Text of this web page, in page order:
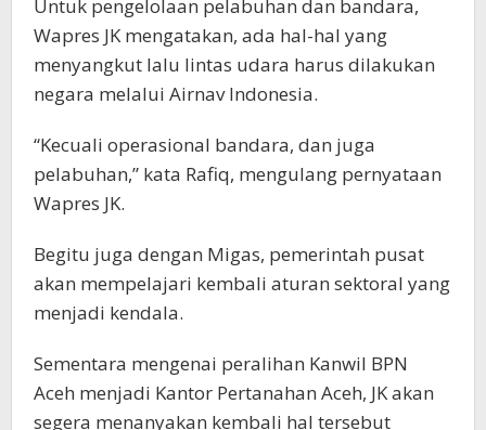
Untuk pengelolaan pelabuhan dan bandara,
Wapres JK mengatakan, ada hal-hal yang
menyangkut lalu lintas udara harus dilakukan
negara melalui Airnav Indonesia.
“Kecuali operasional bandara, dan juga
pelabuhan,” kata Rafiq, mengulang pernyataan
Wapres JK.
Begitu juga dengan Migas, pemerintah pusat
akan mempelajari kembali aturan sektoral yang
menjadi kendala.
Sementara mengenai peralihan Kanwil BPN
Aceh menjadi Kantor Pertanahan Aceh, JK akan
segera menanyakan kembali hal tersebut